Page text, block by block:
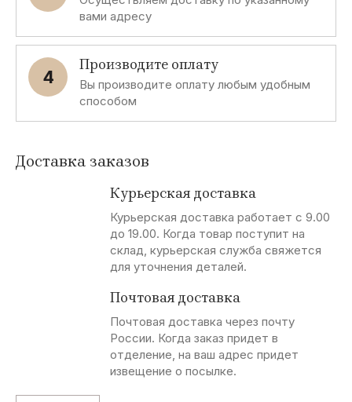
вами адресу
4
Производите оплату
Вы производите оплату любым удобным
способом
Доставка заказов
Курьерская доставка
Курьерская доставка работает с 9.00
до 19.00. Когда товар поступит на
склад, курьерская служба свяжется
для уточнения деталей.
Почтовая доставка
Почтовая доставка через почту
России. Когда заказ придет в
отделение, на ваш адрес придет
извещение о посылке.